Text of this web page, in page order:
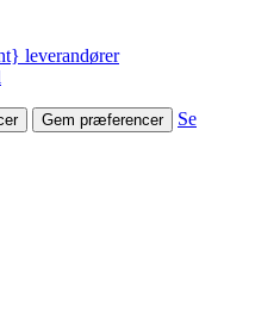
leverandører
Gem præferencer
Se